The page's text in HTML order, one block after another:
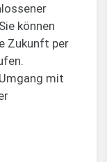
können
Zukunft per
mit